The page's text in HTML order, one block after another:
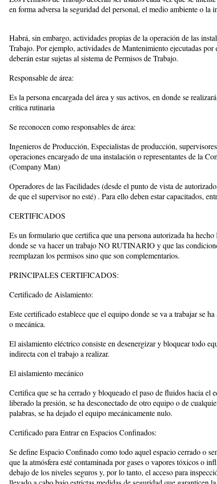
en forma adversa la seguridad del personal, el medio ambiente o la
Habrá, sin embargo, actividades propias de la operación de las
Trabajo. Por ejemplo, actividades de Mantenimiento ejecutadas
deberán estar sujetas al sistema de Permisos de Trabajo.
Responsable de área:
Es la persona encargada del área y sus activos, en donde se
crítica rutinaria
Se reconocen como responsables de área:
Ingenieros de Producción, Especialistas de producción,
operaciones encargado de una instalación o representantes de la
(Company Man)
Operadores de las Facilidades (desde el punto de vista de
de que el supervisor no esté) . Para ello deben estar capacitados,
CERTIFICADOS
Es un formulario que certifica que una persona autorizada ha
donde se va hacer un trabajo NO RUTINARIO y que las
reemplazan los permisos sino que son complementarios.
PRINCIPALES CERTIFICADOS:
Certificado de Aislamiento:
Este certificado establece que el equipo donde se va a trabajar se
o mecánica.
El aislamiento eléctrico consiste en desenergizar y bloquear todo
indirecta con el trabajo a realizar.
El aislamiento mecánico
Certifica que se ha cerrado y bloqueado el paso de fluidos hacia el
liberado la presión, se ha desconectado de otro equipo o de
palabras, se ha dejado el equipo mecánicamente nulo.
Certificado para Entrar en Espacios Confinados:
Se define Espacio Confinado como todo aquel espacio cerrado o
que la atmósfera esté contaminada por gases o vapores tóxicos o
debajo de los niveles seguros y, por lo tanto, el acceso para